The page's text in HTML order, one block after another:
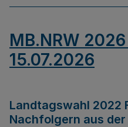
MB.NRW
15.07.2026
Landtagswahl 2022
Nachfolgern aus